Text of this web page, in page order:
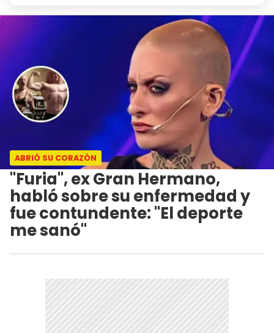
ABRIÓ SU CORAZÓN
"Furia", ex Gran Hermano,
habló sobre su enfermedad y
fue contundente: "El deporte
me sanó"